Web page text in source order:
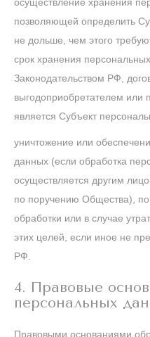
позволяющей определить
не дольше, чем этого
срок хранения
Законодательством РФ,
выгодоприобретателем или
является Субъект
уничтожение или
данных (если обработка
осуществляется другим
по поручению Общества),
обработки или в случае
этих целей, если иное не
РФ.
4. Правовые
персональных
Правовыми основаниями